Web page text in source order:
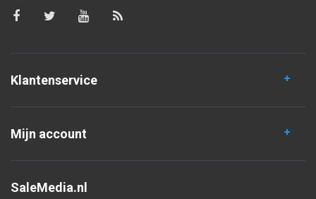
Klantenservice
Mijn account
SaleMedia.nl